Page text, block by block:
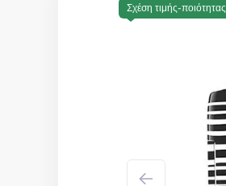
Σχέση τιμής-ποιότητας